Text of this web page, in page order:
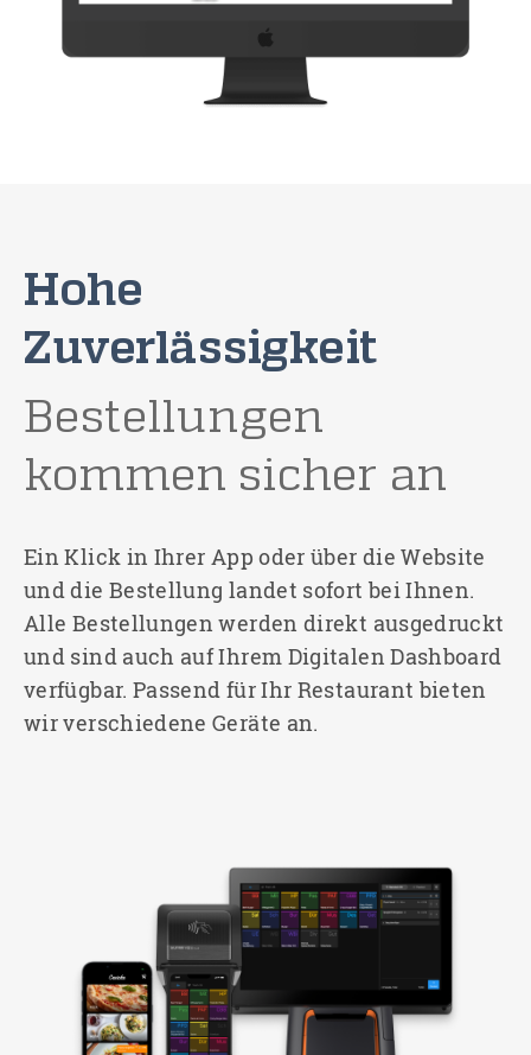
Hohe
Zuverlässigkeit
Bestellungen
kommen sicher an
Ein Klick in Ihrer App oder über die Website
und die Bestellung landet sofort bei Ihnen.
Alle Bestellungen werden direkt ausgedruckt
und sind auch auf Ihrem Digitalen Dashboard
verfügbar. Passend für Ihr Restaurant bieten
wir verschiedene Geräte an.